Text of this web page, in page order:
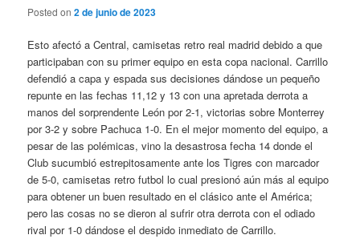
Posted on2 de junio de 2023
Esto afectó a Central, camisetas retro real madrid debido a que
participaban con su primer equipo en esta copa nacional. Carrillo
defendió a capa y espada sus decisiones dándose un pequeño
repunte en las fechas 11,12 y 13 con una apretada derrota a
manos del sorprendente León por 2-1, victorias sobre Monterrey
por 3-2 y sobre Pachuca 1-0. En el mejor momento del equipo, a
pesar de las polémicas, vino la desastrosa fecha 14 donde el
Club sucumbió estrepitosamente ante los Tigres con marcador
de 5-0, camisetas retro futbol lo cual presionó aún más al equipo
para obtener un buen resultado en el clásico ante el América;
pero las cosas no se dieron al sufrir otra derrota con el odiado
rival por 1-0 dándose el despido inmediato de Carrillo.